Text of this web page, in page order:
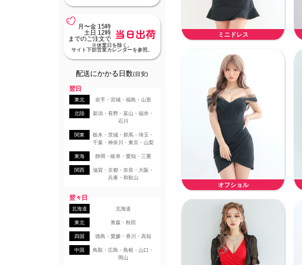
月〜金 15時
土日 12時
までのご注文で
当日出荷
※休業日を除く。
サイト下部営業カレンダーを参照。
配送にかかる日数(目安)
翌日
東北 岩手・宮城・福島・山形
北陸
新潟・長野・富山・福井・
石川
関東
栃木・茨城・群馬・埼玉・
千葉・神奈川・東京・山梨
東海 静岡・岐阜・愛知・三重
関西
滋賀・京都・奈良・大阪・
兵庫・和歌山
翌々日
北海道 北海道
東北 青森・秋田
四国 徳島・愛媛・香川・高知
中国
鳥取・広島・島根・山口・
岡山
ミニドレス
オフショル